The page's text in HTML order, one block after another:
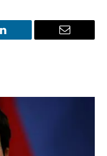
LinkedIn Email